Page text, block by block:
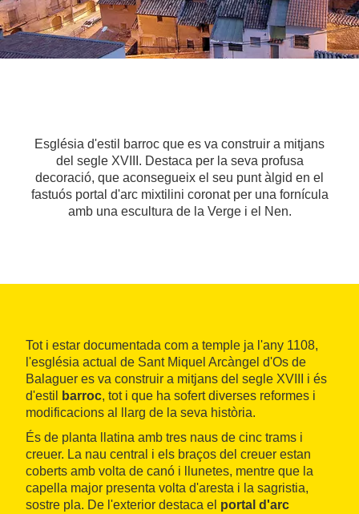
Església d'estil barroc que es va construir a mitjans
del segle XVIII. Destaca per la seva profusa
decoració, que aconsegueix el seu punt àlgid en el
fastuós portal d'arc mixtilini coronat per una fornícula
amb una escultura de la Verge i el Nen.
Tot i estar documentada com a temple ja l'any 1108,
l'església actual de Sant Miquel Arcàngel d'Os de
Balaguer es va construir a mitjans del segle XVIII i és
d'estil
barroc, tot i que ha sofert diverses reformes i
modificacions al llarg de la seva història.
És de planta llatina amb tres naus de cinc trams i
creuer. La nau central i els braços del creuer estan
coberts amb volta de canó i llunetes, mentre que la
capella major presenta volta d'aresta i la sagristia,
sostre pla. De l'exterior destaca el portal d'arc